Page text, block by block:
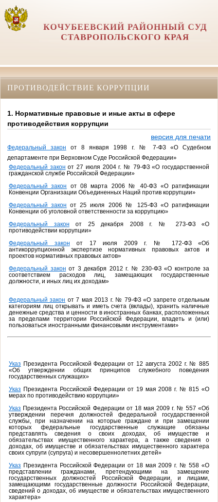
КОЧУБЕЕВСКИЙ РАЙОННЫЙ СУД
СТАВРОПОЛЬСКОГО КРАЯ
ПРОТИВОДЕЙСТВИЕ КОРРУПЦИИ
1. Нормативные правовые и иные акты в сфере
противодействия коррупции
версия для печати
Федеральный закон от 8 января 1998 г. № 7-ФЗ «О Судебном
департаменте при Верховном Суде Российской Федерации»
Федеральный закон от 27 июля 2004 г. № 79-ФЗ «О государственной
гражданской службе Российской Федерации»
Федеральный закон от 08 марта 2006 № 40-ФЗ «О ратификации
Конвенции Организации Объединенных Наций против коррупции»
Федеральный закон от 25 июля 2006 № 125-ФЗ «О ратификации
Конвенции об уголовной ответственности за коррупцию»
Федеральный закон от 25 декабря 2008 г. № 273-ФЗ «О
противодействии коррупции»
Федеральный закон от 17 июля 2009 г. № 172-ФЗ «Об
антикоррупционной экспертизе нормативных правовых актов и
проектов нормативных правовых актов»
Федеральный закон от 3 декабря 2012 г. № 230-ФЗ «О контроле за
соответствием расходов лиц, замещающих государственные
должности, и иных лиц их доходам»
Федеральный закон от 7 мая 2013 г. № 79-ФЗ «О запрете отдельным
категориям лиц открывать и иметь счета (вклады), хранить наличные
денежные средства и ценности в иностранных банках, расположенных
за пределами территории Российской Федерации, владеть и (или)
пользоваться иностранными финансовыми инструментами»
Указ Президента Российской Федерации от 12 августа 2002 г. № 885
«Об утверждении общих принципов служебного поведения
государственных служащих»
Указ Президента Российской Федерации от 19 мая 2008 г. № 815 «О
мерах по противодействию коррупции»
Указ Президента Российской Федерации от 18 мая 2009 г. № 557 «Об
утверждении перечня должностей федеральной государственной
службы, при назначении на которые граждане и при замещении
которых федеральные государственные служащие обязаны
представлять сведения о своих доходах, об имуществе и
обязательствах имущественного характера, а также сведения о
доходах, об имуществе и обязательствах имущественного характера
своих супруги (супруга) и несовершеннолетних детей»
Указ Президента Российской Федерации от 18 мая 2009 г. № 558 «О
представлении гражданами, претендующими на замещение
государственных должностей Российской Федерации, и лицами,
замещающими государственные должности Российской Федерации,
сведений о доходах, об имуществе и обязательствах имущественного
характера»